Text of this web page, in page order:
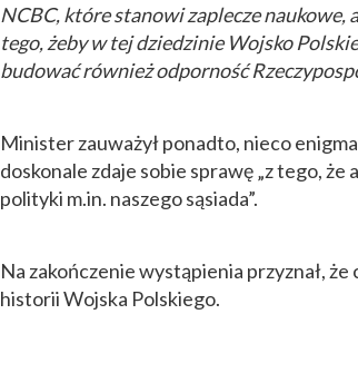
NCBC, które stanowi zaplecze naukowe,
tego, żeby w tej dziedzinie Wojsko
budować również odporność
Minister zauważył ponadto, nieco
doskonale zdaje sobie sprawę „z tego,
polityki m.in. naszego sąsiada”.
Na zakończenie wystąpienia przyznał,
historii Wojska Polskiego.